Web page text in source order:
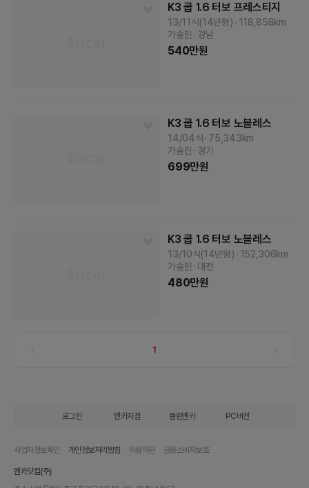
K3 쿱 1.6 터보 프레스티지
13/11식(14년형) 118,858km
가솔린
경남
540만원
K3 쿱 1.6 터보 노블레스
14/04식 75,343km
가솔린
경기
699만원
K3 쿱 1.6 터보 노블레스
13/10식(14년형) 152,306km
가솔린
대전
480만원
1
로그인 엔카지점 클린엔카 PC버전
사업자정보확인 개인정보처리방침 이용약관 금융소비자보호
엔카닷컴(주)